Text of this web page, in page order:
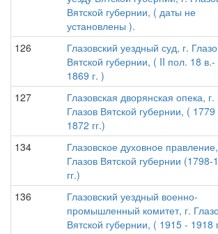
Вятской губернии, ( даты не
установлены ).
126
Глазовский уездный суд, г.
Вятской губернии, ( II пол. 18 в.-
1869 г. )
127
Глазовская дворянская опека, г.
Глазов Вятской губернии, ( 1779
1872 гг.)
134
Глазовское духовное
Глазов Вятской губернии (1798-
гг.)
136
Глазовский уездный военно-
промышленный комитет, г.
Вятской губернии, ( 1915 - 1918